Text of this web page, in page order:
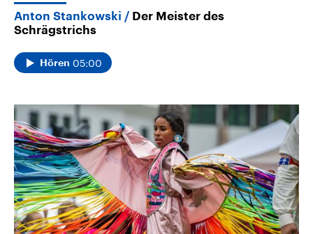
Anton Stankowski
Der Meister des
Schrägstrichs
Hören 05:00